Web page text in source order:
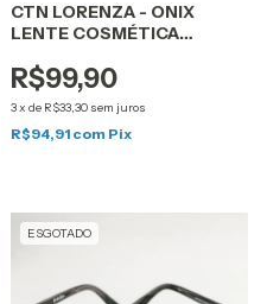
CTN LORENZA - ONIX
LENTE COSMÉTICA
R$99,90
3x de R$33,30 sem juros
R$94,91 com Pix
ESGOTADO